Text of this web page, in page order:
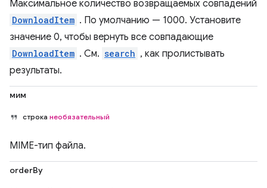
Максимальное количество возвращаемых совпадений
DownloadItem . По умолчанию — 1000. Установите
значение 0, чтобы вернуть все совпадающие
DownloadItem . См. search , как пролистывать
результаты.
мим
строка необязательный
MIME-тип файла.
orderBy